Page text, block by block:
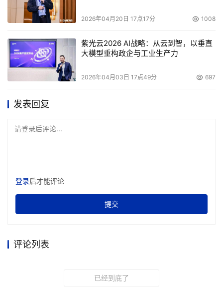
2026年04月20日 17点17分 1008
紫光云2026 AI战略：从云到智，以垂直
大模型重构政企与工业生产力
2026年04月03日 17点49分 697
发表回复
请登录后评论...
登录后才能评论
提交
评论列表
已经到底了